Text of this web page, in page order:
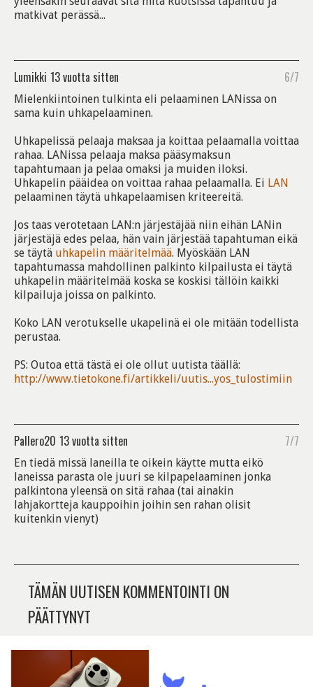
matkivat perässä...
Lumikki 13 vuotta sitten 6/7
Mielenkiintoinen tulkinta eli pelaaminen LANissa on
sama kuin uhkapelaaminen.
Uhkapelissä pelaaja maksaa ja koittaa pelaamalla voittaa
rahaa. LANissa pelaaja maksa pääsymaksun
tapahtumaan ja pelaa omaksi ja muiden iloksi.
Uhkapelin pääidea on voittaa rahaa pelaamalla. Ei LAN
pelaaminen täytä uhkapelaamisen kriteereitä.
Jos taas verotetaan LAN:n järjestäjää niin eihän LANin
järjestäjä edes pelaa, hän vain järjestää tapahtuman eikä
se täytä uhkapelin määritelmää. Myöskään LAN
tapahtumassa mahdollinen palkinto kilpailusta ei täytä
uhkapelin määritelmää koska se koskisi tällöin kaikki
kilpailuja joissa on palkinto.
Koko LAN verotukselle ukapelinä ei ole mitään todellista
perustaa.
PS: Outoa että tästä ei ole ollut uutista täällä:
http://www.tietokone.fi/artikkeli/uutis...yos_tulostimiin
Pallero20 13 vuotta sitten 7/7
En tiedä missä laneilla te oikein käytte mutta eikö
laneissa parasta ole juuri se kilpapelaaminen jonka
palkintona yleensä on sitä rahaa (tai ainakin
lahjakortteja kauppoihin joihin sen rahan olisit
kuitenkin vienyt)
TÄMÄN UUTISEN KOMMENTOINTI ON
PÄÄTTYNYT